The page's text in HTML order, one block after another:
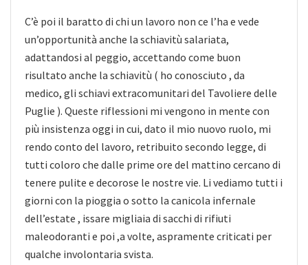
C’è poi il baratto di chi un lavoro non ce l’ha e vede
un’opportunità anche la schiavitù salariata,
adattandosi al peggio, accettando come buon
risultato anche la schiavitù ( ho conosciuto , da
medico, gli schiavi extracomunitari del Tavoliere delle
Puglie ). Queste riflessioni mi vengono in mente con
più insistenza oggi in cui, dato il mio nuovo ruolo, mi
rendo conto del lavoro, retribuito secondo legge, di
tutti coloro che dalle prime ore del mattino cercano di
tenere pulite e decorose le nostre vie. Li vediamo tutti i
giorni con la pioggia o sotto la canicola infernale
dell’estate , issare migliaia di sacchi di rifiuti
maleodoranti e poi ,a volte, aspramente criticati per
qualche involontaria svista.